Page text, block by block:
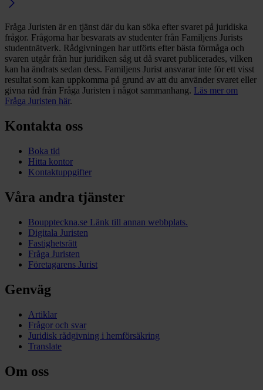
Fråga Juristen är en tjänst där du kan söka efter svaret på juridiska
frågor. Frågorna har besvarats av studenter från Familjens Jurists
studentnätverk. Rådgivningen har utförts efter bästa förmåga och
svaren utgår från hur juridiken såg ut då svaret publicerades, vilken
kan ha ändrats sedan dess. Familjens Jurist ansvarar inte för ett visst
resultat som kan uppkomma på grund av att du använder svaret eller
givna råd från Fråga Juristen i något sammanhang. Läs mer om
Fråga Juristen här.
Kontakta oss
Boka tid
Hitta kontor
Kontaktuppgifter
Våra andra tjänster
Bouppteckna.se Länk till annan webbplats.
Digitala Juristen
Fastighetsrätt
Fråga Juristen
Företagarens Jurist
Genväg
Artiklar
Frågor och svar
Juridisk rådgivning i hemförsäkring
Translate
Om oss